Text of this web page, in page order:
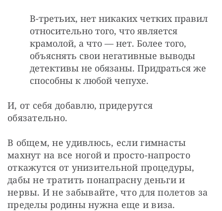
В-третьих, нет никаких четких правил
относительно того, что является
крамолой, а что — нет. Более того,
объяснять свои негативные выводы
детективы не обязаны. Придраться же
способны к любой чепухе.
И, от себя добавлю, придерутся
обязательно.
В общем, не удивлюсь, если гимнасты
махнут на все ногой и просто-напросто
откажутся от унизительной процедуры,
дабы не тратить понапрасну деньги и
нервы. И не забывайте, что для полетов за
пределы родины нужна еще и виза.